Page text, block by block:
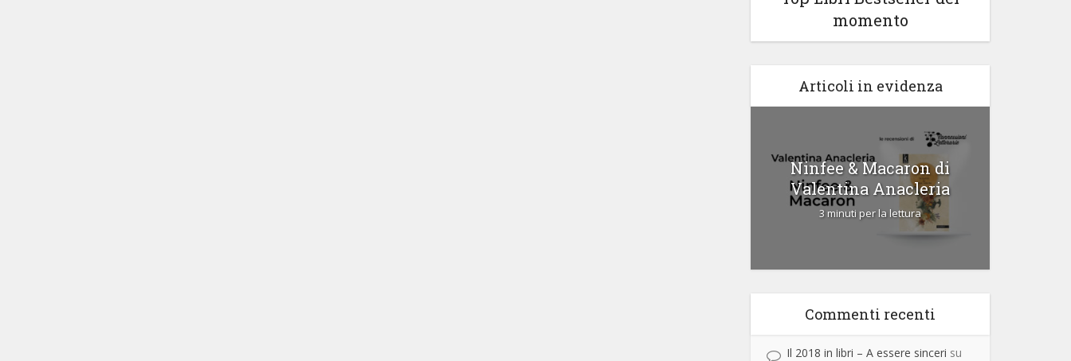
momento
Articoli in evidenza
Ninfee & Macaron di
Valentina Anacleria
3 minuti per la lettura
Commenti recenti
Il 2018 in libri – A essere sinceri su